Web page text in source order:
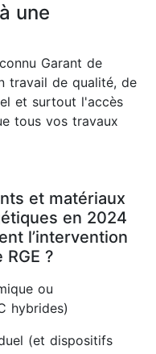
une
Garant de
travail de qualité, de
et surtout l'accès
tous vos travaux
et matériaux
en 2024
l’intervention
?
ou
hybrides)
(et dispositifs